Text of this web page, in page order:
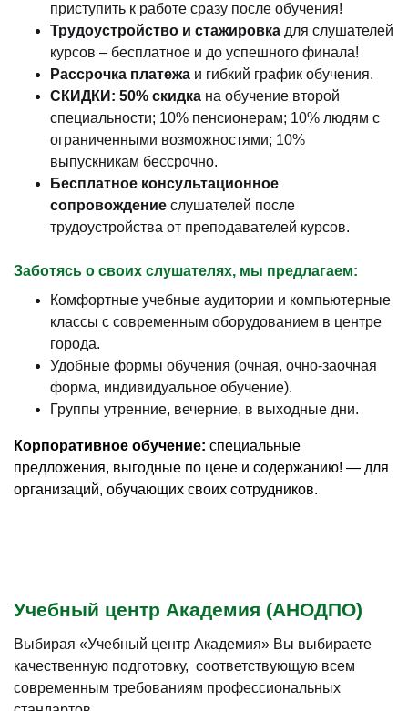
приступить к работе сразу после обучения!
Трудоустройство и стажировка для слушателей
курсов – бесплатное и до успешного финала!
Рассрочка платежа и гибкий график обучения.
СКИДКИ: 50% скидка на обучение второй
специальности; 10% пенсионерам; 10% людям с
ограниченными возможностями; 10%
выпускникам бессрочно.
Бесплатное консультационное
сопровождение слушателей после
трудоустройства от преподавателей курсов.
Заботясь о своих слушателях, мы предлагаем:
Комфортные учебные аудитории и компьютерные
классы с современным оборудованием в центре
города.
Удобные формы обучения (очная, очно-заочная
форма, индивидуальное обучение).
Группы утренние, вечерние, в выходные дни.
Корпоративное обучение: специальные
предложения, выгодные по цене и содержанию! — для
организаций, обучающих своих сотрудников.
Учебный центр Академия (АНОДПО)
Выбирая «Учебный центр Академия» Вы выбираете
качественную подготовку, соответствующую всем
современным требованиям профессиональных